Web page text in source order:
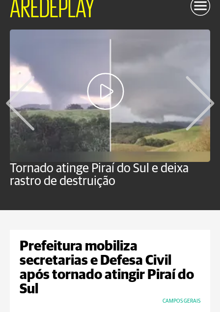
Tornado atinge Piraí do Sul e deixa
rastro de destruição
Prefeitura mobiliza
secretarias e Defesa Civil
após tornado atingir Piraí do
Sul
CAMPOS GERAIS